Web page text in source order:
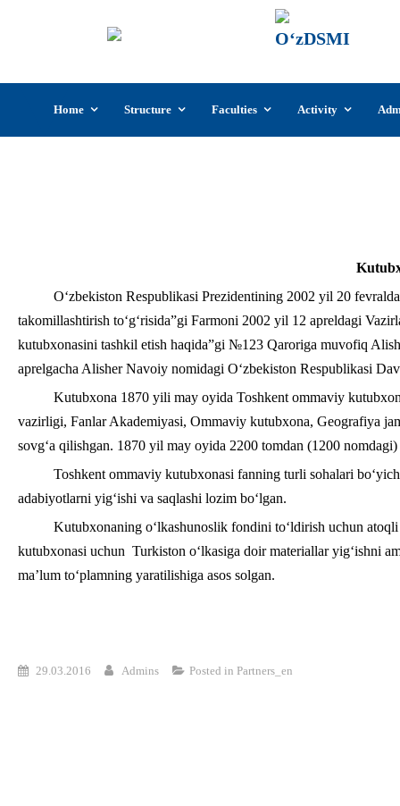
content
Home Structure Faculties Activity
O‘zbekiston Respublikasi Prezidentining 2002 yil 20
takomillashtirish to‘g‘risida”gi Farmoni 2002 yil 12 apreldagi
kutubxonasini tashkil etish haqida”gi №123 Qaroriga muvofiq
aprelgacha Alisher Navoiy nomidagi O‘zbekiston Respublikasi
Kutubxona 1870 yili may oyida Toshkent ommaviy
vazirligi, Fanlar Akademiyasi, Ommaviy kutubxona, Geografiya
sovg‘a qilishgan. 1870 yil may oyida 2200 tomdan (1200
Toshkent ommaviy kutubxonasi fanning turli sohalari
adabiyotlarni yig‘ishi va saqlashi lozim bo‘lgan.
Kutubxonaning o‘lkashunoslik fondini to‘ldirish uchun
kutubxonasi uchun Turkiston o‘lkasiga doir materiallar yig‘ishni
ma’lum to‘plamning yaratilishiga asos solgan.
29.03.2016 Admins Posted in Partners_en